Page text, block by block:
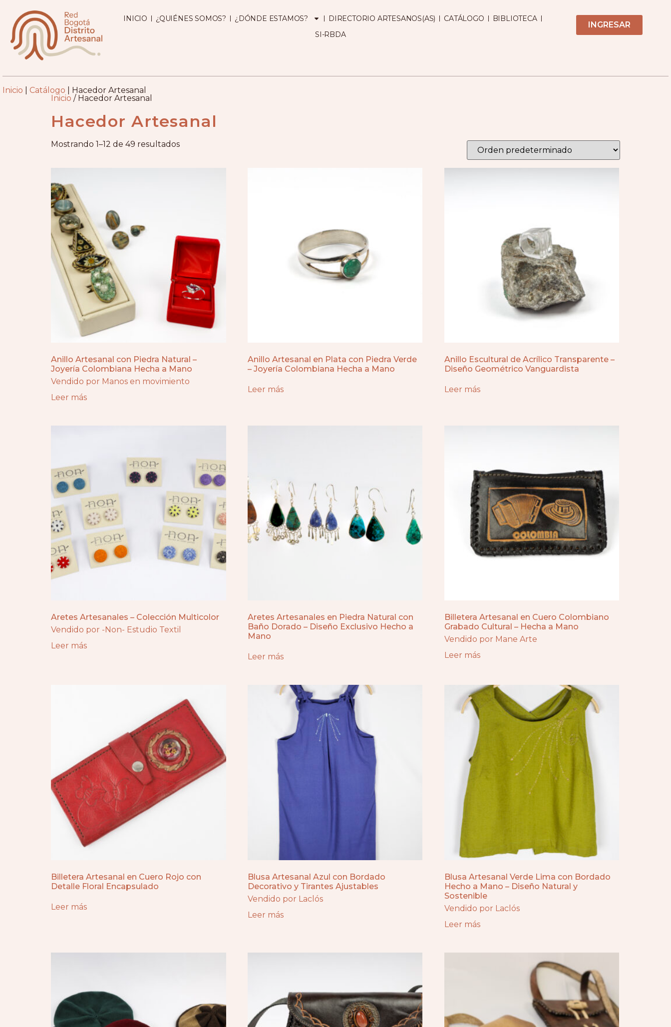
INICIO ¿QUIÉNES SOMOS? ¿DÓNDE ESTAMOS? DIRECTORIO ARTESANOS(AS) CATÁLOGO
BIBLIOTECA
SI-RBDA
INGRESAR
Inicio Catálogo
Hacedor Artesanal
Inicio / Hacedor Artesanal
Hacedor Artesanal
Mostrando 1–12 de 49 resultados
Anillo Artesanal con Piedra Natural –
Joyería Colombiana Hecha a Mano
Vendido por Manos en movimiento
Leer más
Anillo Artesanal en Plata con Piedra Verde
– Joyería Colombiana Hecha a Mano
Leer más
Anillo Escultural de Acrílico Transparente –
Diseño Geométrico Vanguardista
Leer más
Aretes Artesanales – Colección Multicolor
Vendido por -Non- Estudio Textil
Leer más
Aretes Artesanales en Piedra Natural con
Baño Dorado – Diseño Exclusivo Hecho a
Mano
Leer más
Billetera Artesanal en Cuero Colombiano
Grabado Cultural – Hecha a Mano
Vendido por Mane Arte
Leer más
Billetera Artesanal en Cuero Rojo con
Detalle Floral Encapsulado
Leer más
Blusa Artesanal Azul con Bordado
Decorativo y Tirantes Ajustables
Vendido por Laclós
Leer más
Blusa Artesanal Verde Lima con Bordado
Hecho a Mano – Diseño Natural y
Sostenible
Vendido por Laclós
Leer más